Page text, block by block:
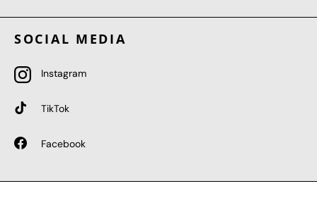
SOCIAL MEDIA
Instagram
TikTok
Facebook